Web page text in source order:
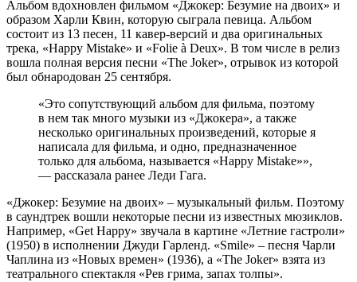
Альбом вдохновлен фильмом «Джокер: Безумие на двоих» и
образом Харли Квин, которую сыграла певица. Альбом
состоит из 13 песен, 11 кавер-версий и два оригинальных
трека, «Happy Mistake» и «Folie à Deux». В том числе в релиз
вошла полная версия песни «The Joker», отрывок из которой
был обнародован 25 сентября.
«Это сопутствующий альбом для фильма, поэтому
в нем так много музыки из «Джокера», а также
несколько оригинальных произведений, которые я
написала для фильма, и одно, предназначенное
только для альбома, называется «Happy Mistake»»,
— рассказала ранее Леди Гага.
«Джокер: Безумие на двоих» – музыкальный фильм. Поэтому
в саундтрек вошли некоторые песни из известных мюзиклов.
Например, «Get Happy» звучала в картине «Летние гастроли»
(1950) в исполнении Джуди Гарленд. «Smile» – песня Чарли
Чаплина из «Новых времен» (1936), а «The Joker» взята из
театрального спектакля «Рев грима, запах толпы».